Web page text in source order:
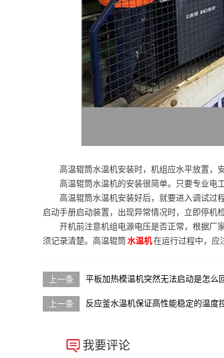
高温辊筒水温机安装时，机组应水平放置，
高温辊筒水温机的安装很简单。只要专业电
高温辊筒水温机安装好后，就要进入调试过
启动手册启动装置，出现异常情况时，立即停机检
开机前注意机组电源电压是否正常，根据厂
须记录清楚。高温辊筒水温机在运行过程中，应
平板加热模温机突然无法启动是怎么
反应釜水温机保证高性能稳定的温度
我要评论